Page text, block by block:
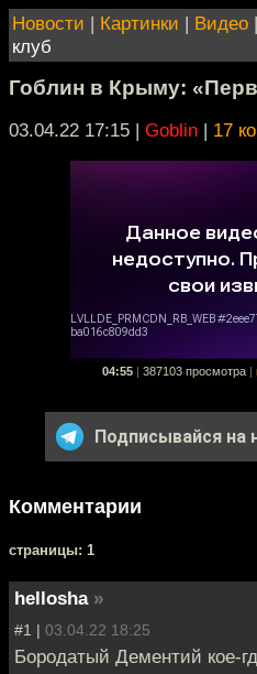
Новости | Картинки | Видео |
клуб
Гоблин в Крыму:
03.04.22 17:15 | Goblin | 17
04:55 387103 просмотра
Подписывайся на
Комментарии
cтраницы: 1
hellosha »
#1 | 03.04.22 18:25
Бородатый Дементий кое-